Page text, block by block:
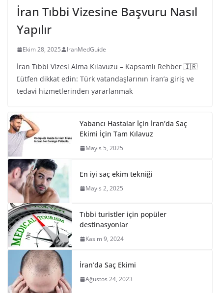
İran Tıbbi Vizesine Başvuru Nasıl
Yapılır
Ekim 28, 2025 IranMedGuide
İran Tıbbi Vizesi Alma Kılavuzu – Kapsamlı Rehber 🇮🇷
َLütfen dikkat edin: Türk vatandaşlarının İran’a giriş ve
tedavi hizmetlerinden yararlanmak
Yabancı Hastalar İçin İran’da Saç
Ekimi İçin Tam Kılavuz
Mayıs 5, 2025
En iyi saç ekim tekniği
Mayıs 2, 2025
Tıbbi turistler için popüler
destinasyonlar
Kasım 9, 2024
İran’da Saç Ekimi
Ağustos 24, 2023